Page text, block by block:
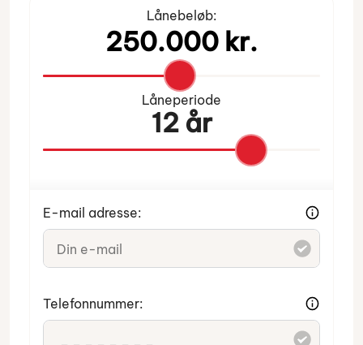
Lånebeløb:
Låneperiode
12 år
E-mail adresse:
Telefonnummer: